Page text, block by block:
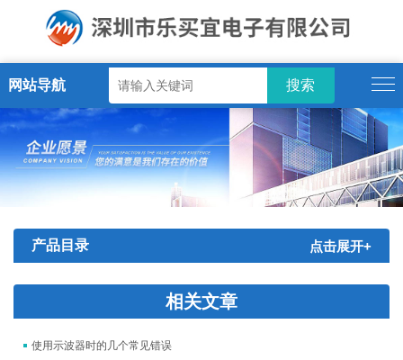
网站导航
产品目录 点击展开+
相关文章
使用示波器时的几个常见错误